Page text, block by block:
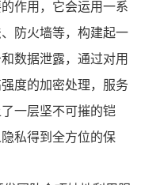
作用，它会运用一系
防火墙等，构建起一
数据泄露，通过对用
度的加密处理，服务
一层坚不可摧的铠
私得到全方位的保